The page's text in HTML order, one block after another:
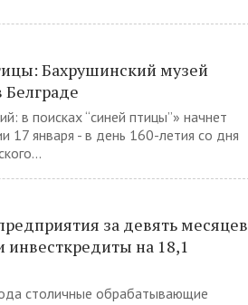
Бахрушинский музей
Белграде
в поисках “синей птицы”» начнет
17 января - в день 160-летия со дня
за девять месяцев
инвесткредиты на 18,1
столичные обрабатывающие